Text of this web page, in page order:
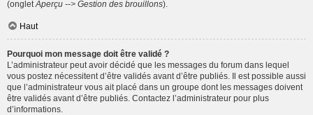
(onglet Aperçu --> Gestion des brouillons).
Haut
Pourquoi mon message doit être validé ?
L’administrateur peut avoir décidé que les messages du forum dans lequel
vous postez nécessitent d’être validés avant d’être publiés. Il est possible aussi
que l’administrateur vous ait placé dans un groupe dont les messages doivent
être validés avant d’être publiés. Contactez l’administrateur pour plus
d’informations.